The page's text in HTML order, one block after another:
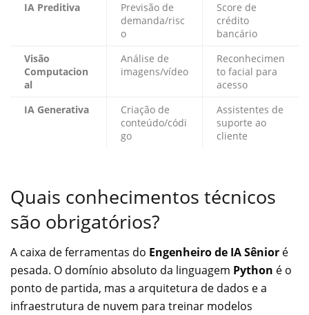
IA Preditiva
Previsão de
demanda/risc
o
Score de
crédito
bancário
Visão
Computacion
al
Análise de
imagens/vídeo
Reconhecimen
to facial para
acesso
IA Generativa
Criação de
conteúdo/códi
go
Assistentes de
suporte ao
cliente
Quais conhecimentos técnicos
são obrigatórios?
A caixa de ferramentas do Engenheiro de IA Sênior é
pesada. O domínio absoluto da linguagem Python é o
ponto de partida, mas a arquitetura de dados e a
infraestrutura de nuvem para treinar modelos